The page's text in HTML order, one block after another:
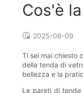
Cos'è
2025-06-09
Ti sei mai chiesto
della tenda di
bellezza e la
Le pareti di